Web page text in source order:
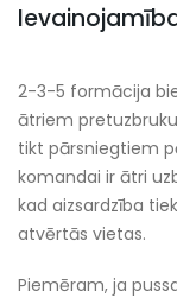
2-3-5 formācija
ātriem
tikt pārsniegtiem
komandai ir ātri
kad aizsardzība
atvērtās vietas.
Piemēram, ja